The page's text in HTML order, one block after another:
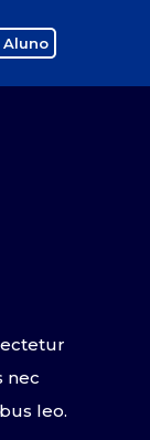
Aluno
nec
leo.